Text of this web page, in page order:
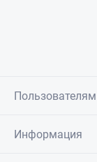
Пользователям
Информация